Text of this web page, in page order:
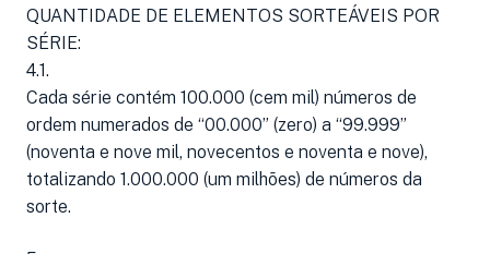
QUANTIDADE DE ELEMENTOS SORTEÁVEIS POR
SÉRIE:
4.1.
Cada série contém 100.000 (cem mil) números de
ordem numerados de “00.000” (zero) a “99.999”
(noventa e nove mil, novecentos e noventa e nove),
totalizando 1.000.000 (um milhões) de números da
sorte.